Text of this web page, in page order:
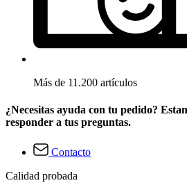
Más de 11.200 artículos
¿Necesitas ayuda con tu pedido?
responder a tus preguntas.
Contacto
Calidad probada